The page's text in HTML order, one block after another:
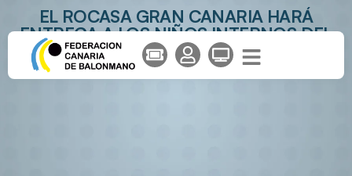
EL ROCASA GRAN CANARIA HARÁ
ENTREGA A LOS NIÑOS INTERNOS DEL
MATERNO DE SUS REGALOS DE REYES